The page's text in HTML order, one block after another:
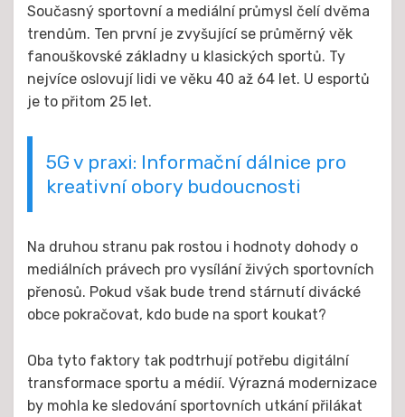
Současný sportovní a mediální průmysl čelí dvěma
trendům. Ten první je zvyšující se průměrný věk
fanouškovské základny u klasických sportů. Ty
nejvíce oslovují lidi ve věku 40 až 64 let. U esportů
je to přitom 25 let.
5G v praxi: Informační dálnice pro
kreativní obory budoucnosti
Na druhou stranu pak rostou i hodnoty dohody o
mediálních právech pro vysílání živých sportovních
přenosů. Pokud však bude trend stárnutí divácké
obce pokračovat, kdo bude na sport koukat?
Oba tyto faktory tak podtrhují potřebu digitální
transformace sportu a médií. Výrazná modernizace
by mohla ke sledování sportovních utkání přilákat